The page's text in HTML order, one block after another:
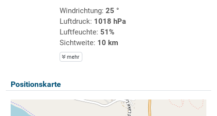
Windrichtung: 25 °
Luftdruck: 1018 hPa
Luftfeuchte: 51%
Sichtweite: 10 km
mehr
Positionskarte